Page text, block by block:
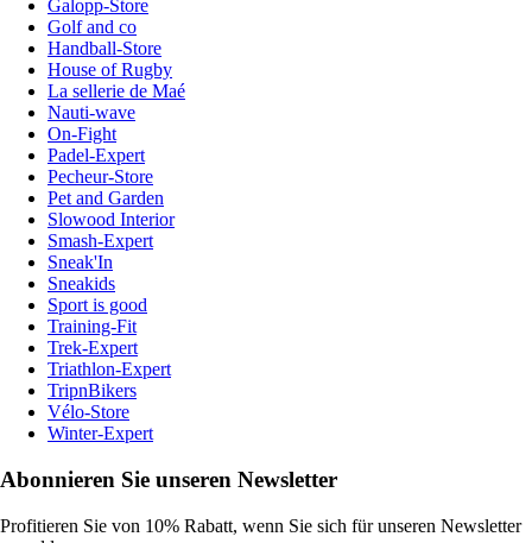
Galopp-Store
Golf and co
Handball-Store
House of Rugby
La sellerie de Maé
Nauti-wave
On-Fight
Padel-Expert
Pecheur-Store
Pet and Garden
Slowood Interior
Smash-Expert
Sneak'In
Sneakids
Sport is good
Training-Fit
Trek-Expert
Triathlon-Expert
TripnBikers
Vélo-Store
Winter-Expert
Abonnieren Sie unseren Newsletter
Profitieren Sie von 10% Rabatt, wenn Sie sich für unseren Newsletter